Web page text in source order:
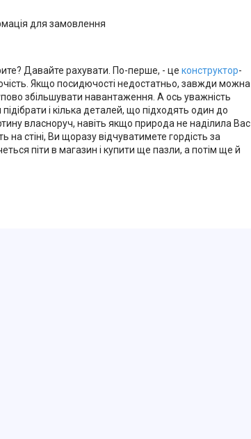
для замовлення
Давайте рахувати. По-перше, - це конструктор-
Якщо посидючості недостатньо, завжди можна
збільшувати навантаження. А ось уважність
і кілька деталей, що підходять один до
власноруч, навіть якщо природа не наділила Вас
стіні, Ви щоразу відчуватимете гордість за
піти в магазин і купити ще пазли, а потім ще й